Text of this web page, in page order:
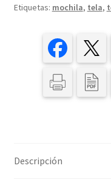
Etiquetas: mochila, tela,
Descripción